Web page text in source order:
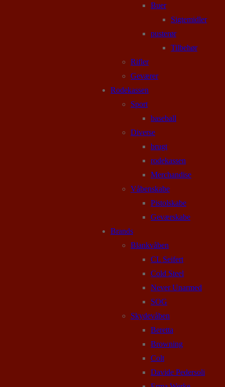
Buer
Sigtemidler
pusterør
Tilbehør
Rifler
Geværer
Rodekassen
Sport
baseball
Diverse
brugt
rodekassen
Merchandise
Våbenskabe
Pistolskabe
Geværskabe
Brands
Blankvåben
CL Seifert
Cold Steel
Never Unarmed
SOG
Skydevåben
Beretta
Browning
Colt
Davide Pedersoli